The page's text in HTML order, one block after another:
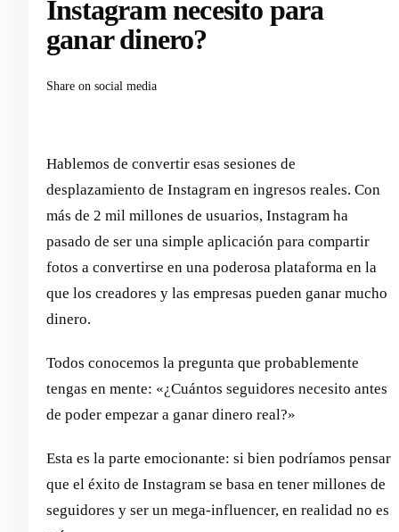
Instagram necesito para
ganar dinero?
Share on social media
Hablemos de convertir esas sesiones de
desplazamiento de Instagram en ingresos reales. Con
más de 2 mil millones de usuarios, Instagram ha
pasado de ser una simple aplicación para compartir
fotos a convertirse en una poderosa plataforma en la
que los creadores y las empresas pueden ganar mucho
dinero.
Todos conocemos la pregunta que probablemente
tengas en mente: «¿Cuántos seguidores necesito antes
de poder empezar a ganar dinero real?»
Esta es la parte emocionante: si bien podríamos pensar
que el éxito de Instagram se basa en tener millones de
seguidores y ser un mega-influencer, en realidad no es